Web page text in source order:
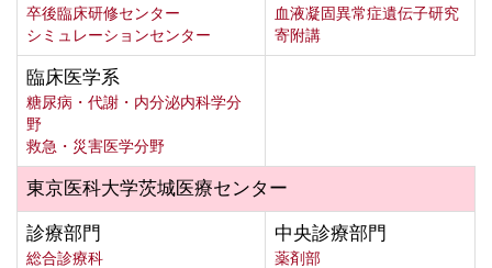
卒後臨床研修センター
シミュレーションセンター
血液凝固異常症遺伝子研究
寄附講
臨床医学系
糖尿病・代謝・内分泌内科学分
野
救急・災害医学分野
東京医科大学茨城医療センター
診療部門
総合診療科
中央診療部門
薬剤部